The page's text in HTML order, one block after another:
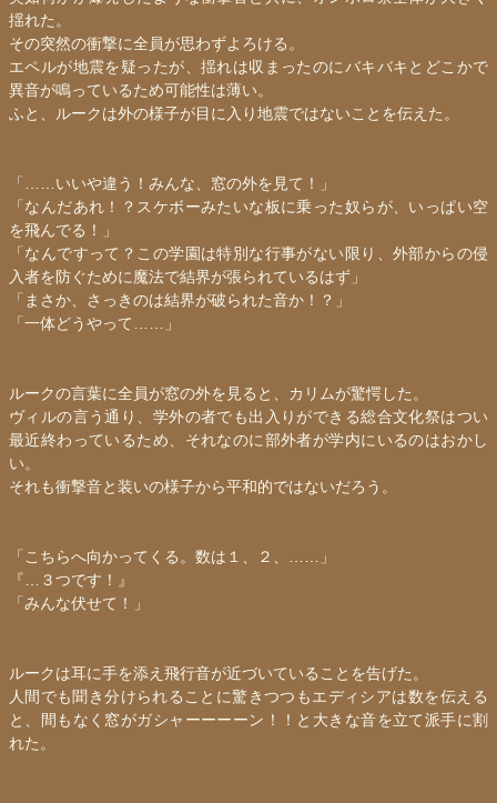
揺れた。
その突然の衝撃に全員が思わずよろける。
エペルが地震を疑ったが、揺れは収まったのにバキバキとどこかで
異音が鳴っているため可能性は薄い。
ふと、ルークは外の様子が目に入り地震ではないことを伝えた。
「……いいや違う！みんな、窓の外を見て！」
「なんだあれ！？スケボーみたいな板に乗った奴らが、いっぱい空
を飛んでる！」
「なんですって？この学園は特別な行事がない限り、外部からの侵
入者を防ぐために魔法で結界が張られているはず」
「まさか、さっきのは結界が破られた音か！？」
「一体どうやって……」
ルークの言葉に全員が窓の外を見ると、カリムが驚愕した。
ヴィルの言う通り、学外の者でも出入りができる総合文化祭はつい
最近終わっているため、それなのに部外者が学内にいるのはおかし
い。
それも衝撃音と装いの様子から平和的ではないだろう。
「こちらへ向かってくる。数は１、２、……」
『…３つです！』
「みんな伏せて！」
ルークは耳に手を添え飛行音が近づいていることを告げた。
人間でも聞き分けられることに驚きつつもエディシアは数を伝える
と、間もなく窓がガシャーーーーン！！と大きな音を立て派手に割
れた。